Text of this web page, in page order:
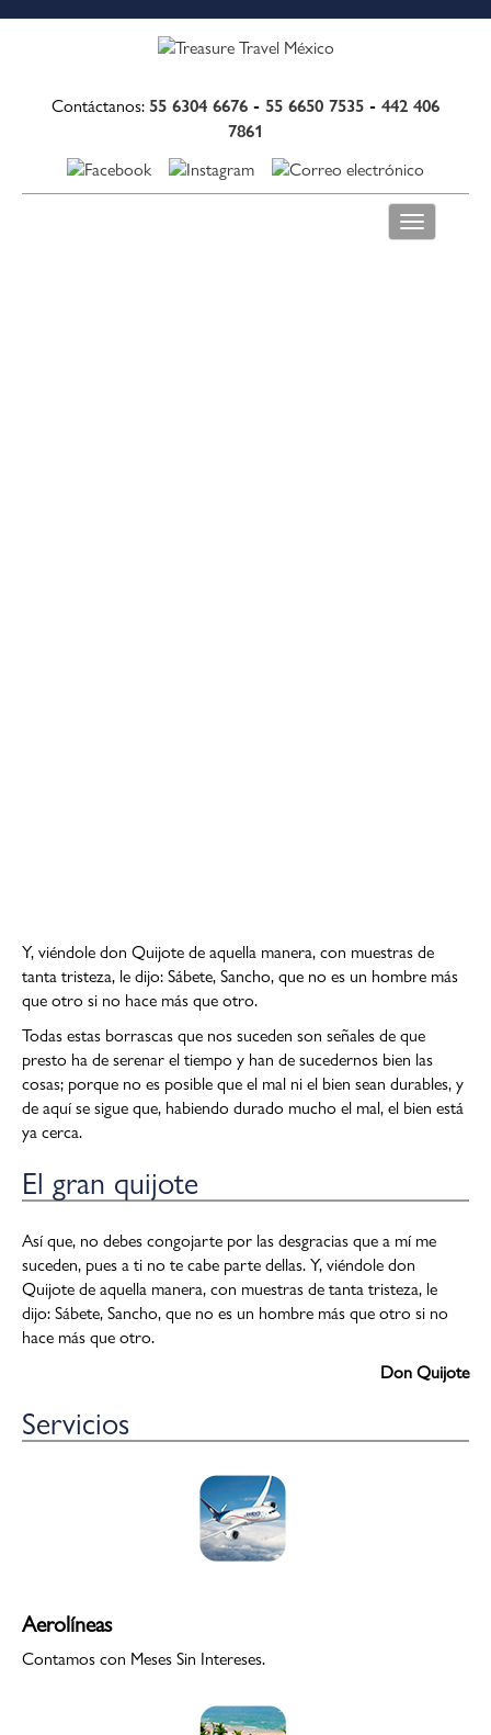
Contáctanos: 55 6304 6676 - 55 6650 7535 - 442 406
7861
Toggle
navigation
Y, viéndole don Quijote de aquella manera, con muestras de
tanta tristeza, le dijo: Sábete, Sancho, que no es un hombre más
que otro si no hace más que otro.
Todas estas borrascas que nos suceden son señales de que
presto ha de serenar el tiempo y han de sucedernos bien las
cosas; porque no es posible que el mal ni el bien sean durables, y
de aquí se sigue que, habiendo durado mucho el mal, el bien está
ya cerca.
El gran quijote
Así que, no debes congojarte por las desgracias que a mí me
suceden, pues a ti no te cabe parte dellas. Y, viéndole don
Quijote de aquella manera, con muestras de tanta tristeza, le
dijo: Sábete, Sancho, que no es un hombre más que otro si no
hace más que otro.
Don Quijote
Servicios
Aerolíneas
Contamos con Meses Sin Intereses.